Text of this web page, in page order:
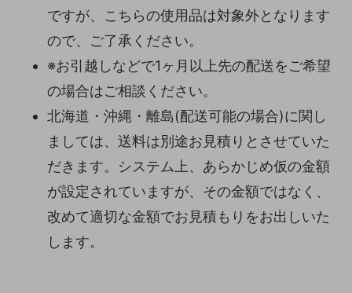
ですが、こちらの使用品は対象外となります
ので、ご了承ください。
※お引越しなどで1ヶ月以上先の配送をご希望
の場合はご相談ください。
北海道・沖縄・離島(配送可能の場合)に関し
ましては、送料は別途お見積りとさせていた
だきます。システム上、あらかじめ仮の金額
が設定されていますが、その金額ではなく、
改めて適切な金額でお見積もりをお出しいた
します。